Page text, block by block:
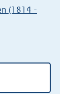
(1814 -